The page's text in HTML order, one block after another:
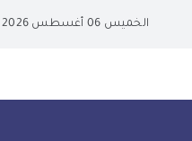
الخميس 06 أغسطس 2026